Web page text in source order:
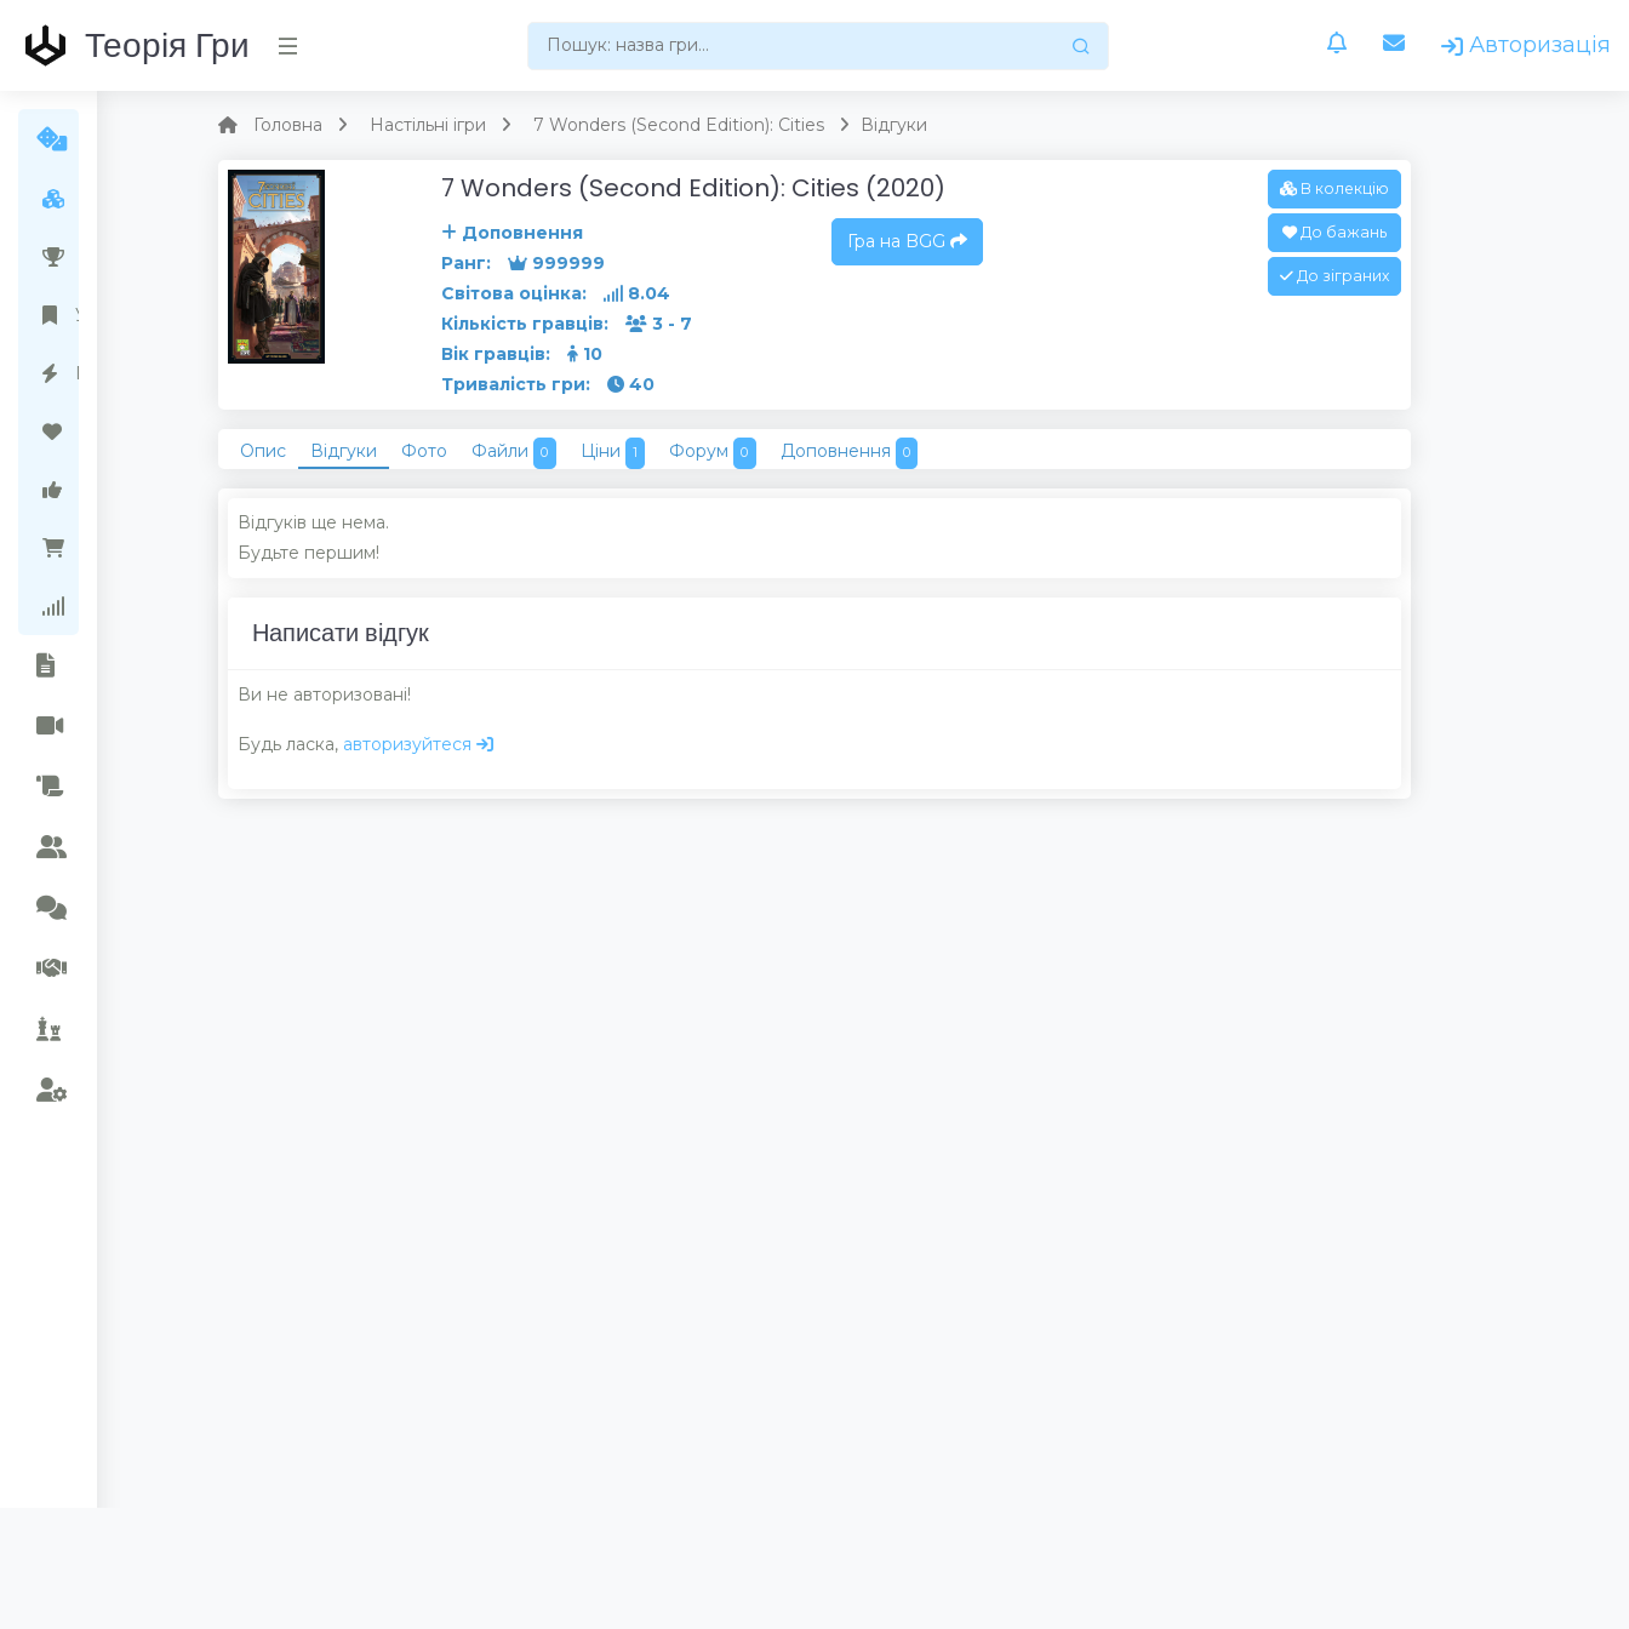
Народний рейтинг
Українські ігри
Передзамовлення
Теорія Гри Авторизація
Головна Настільні ігри 7 Wonders (Second Edition): Cities Відгуки
7 Wonders (Second Edition): Cities (2020)
Доповнення
Ранг:
999999
Світова оцінка:
8.04
Кількість гравців:
3 - 7
Вік гравців:
10
Тривалість гри:
40
Гра на BGG
В колекцію
До бажань
До зіграних
Опис Відгуки Фото Файли 0 Ціни 1 Форум 0 Доповнення 0
Відгуків ще нема.
Будьте першим!
Написати відгук
Ви не авторизовані!
Будь ласка, авторизуйтеся